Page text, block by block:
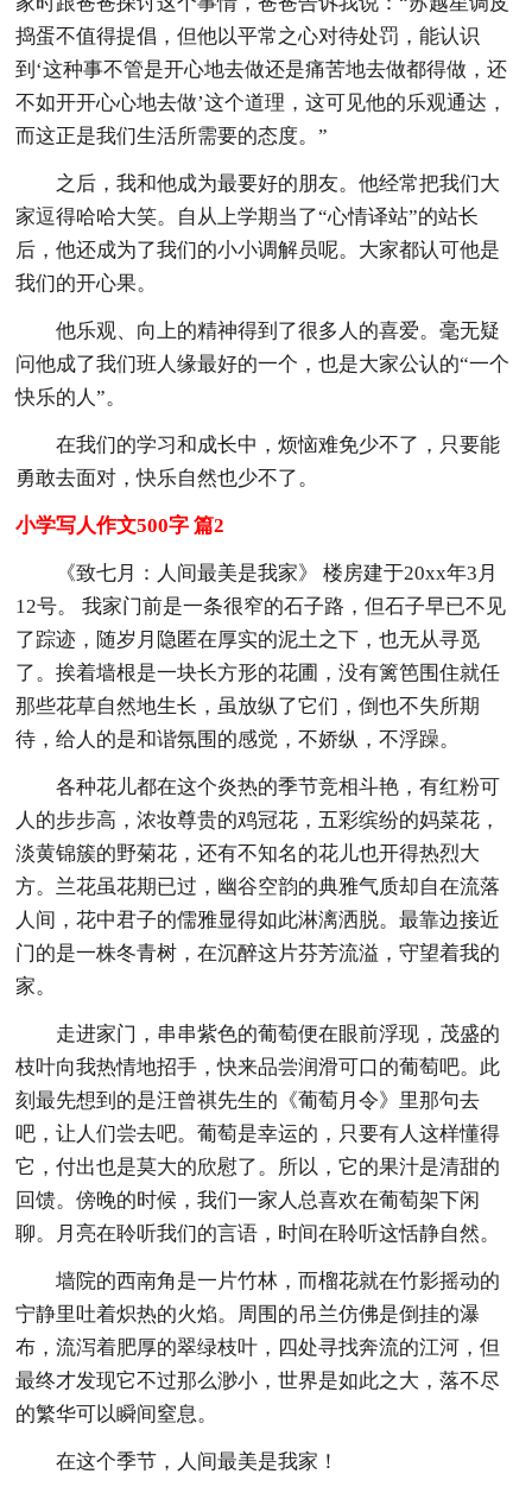
捣蛋不值得提倡，但他以平常之心对待处罚，能认识
到‘这种事不管是开心地去做还是痛苦地去做都得做，还
不如开开心心地去做’这个道理，这可见他的乐观通达，
而这正是我们生活所需要的态度。”
之后，我和他成为最要好的朋友。他经常把我们大
家逗得哈哈大笑。自从上学期当了“心情译站”的站长
后，他还成为了我们的小小调解员呢。大家都认可他是
我们的开心果。
他乐观、向上的精神得到了很多人的喜爱。毫无疑
问他成了我们班人缘最好的一个，也是大家公认的“一个
快乐的人”。
在我们的学习和成长中，烦恼难免少不了，只要能
勇敢去面对，快乐自然也少不了。
小学写人作文500字 篇2
《致七月：人间最美是我家》 楼房建于20xx年3月
12号。 我家门前是一条很窄的石子路，但石子早已不见
了踪迹，随岁月隐匿在厚实的泥土之下，也无从寻觅
了。挨着墙根是一块长方形的花圃，没有篱笆围住就任
那些花草自然地生长，虽放纵了它们，倒也不失所期
待，给人的是和谐氛围的感觉，不娇纵，不浮躁。
各种花儿都在这个炎热的季节竞相斗艳，有红粉可
人的步步高，浓妆尊贵的鸡冠花，五彩缤纷的妈菜花，
淡黄锦簇的野菊花，还有不知名的花儿也开得热烈大
方。兰花虽花期已过，幽谷空韵的典雅气质却自在流落
人间，花中君子的儒雅显得如此淋漓洒脱。最靠边接近
门的是一株冬青树，在沉醉这片芬芳流溢，守望着我的
家。
走进家门，串串紫色的葡萄便在眼前浮现，茂盛的
枝叶向我热情地招手，快来品尝润滑可口的葡萄吧。此
刻最先想到的是汪曾祺先生的《葡萄月令》里那句去
吧，让人们尝去吧。葡萄是幸运的，只要有人这样懂得
它，付出也是莫大的欣慰了。所以，它的果汁是清甜的
回馈。傍晚的时候，我们一家人总喜欢在葡萄架下闲
聊。月亮在聆听我们的言语，时间在聆听这恬静自然。
墙院的西南角是一片竹林，而榴花就在竹影摇动的
宁静里吐着炽热的火焰。周围的吊兰仿佛是倒挂的瀑
布，流泻着肥厚的翠绿枝叶，四处寻找奔流的江河，但
最终才发现它不过那么渺小，世界是如此之大，落不尽
的繁华可以瞬间窒息。
在这个季节，人间最美是我家！